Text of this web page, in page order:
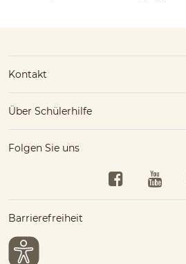
Kontakt
Über Schülerhilfe
Folgen Sie uns
Facebook
Barrierefreiheit